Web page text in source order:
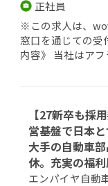
正社員
※この求人は、
窓口を通じての受
内容》 当社はア
【27新卒も採
営基盤で日本
大手の自動車
休。充実の福
エンパイヤ自動